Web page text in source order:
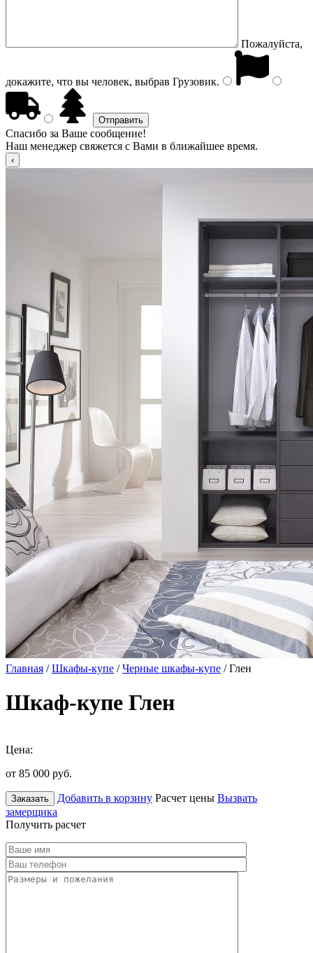
Пожалуйста,
докажите, что вы человек, выбрав Грузовик.
Спасибо за Ваше сообщение!
Наш менеджер свяжется с Вами в ближайшее время.
Главная /Шкафы-купе /Черные шкафы-купе / Глен
Шкаф-купе Глен
Цена:
от 85 000 руб.
Заказать Добавить в корзину Расчет цены Вызвать
замерщика
Получить расчет